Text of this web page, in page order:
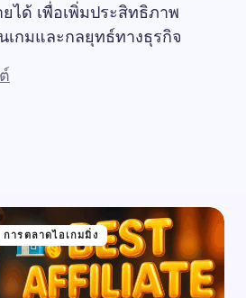
ได้ เพื่อเพิ่มประสิทธิภาพ
เกมและกลยุทธ์ทางธุรกิจ
การตลาดไอเกมมิ่ง